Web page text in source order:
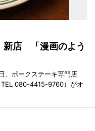
新店 「漫画のよう
、ポークステーキ専門店
TEL 080-4415-9760）がオ